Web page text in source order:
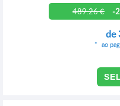
489.26 €
-
de
ao